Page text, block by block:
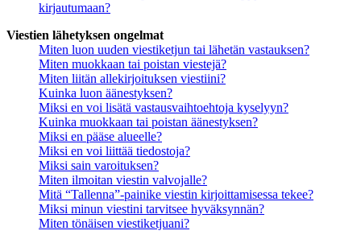
kirjautumaan?
Viestien lähetyksen ongelmat
Miten luon uuden viestiketjun tai lähetän vastauksen?
Miten muokkaan tai poistan viestejä?
Miten liitän allekirjoituksen viestiini?
Kuinka luon äänestyksen?
Miksi en voi lisätä vastausvaihtoehtoja kyselyyn?
Kuinka muokkaan tai poistan äänestyksen?
Miksi en pääse alueelle?
Miksi en voi liittää tiedostoja?
Miksi sain varoituksen?
Miten ilmoitan viestin valvojalle?
Mitä “Tallenna”-painike viestin kirjoittamisessa tekee?
Miksi minun viestini tarvitsee hyväksynnän?
Miten tönäisen viestiketjuani?